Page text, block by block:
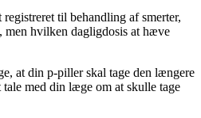
til behandling af smerter,
men hvilken dagligdosis at hæve
at din p-piller skal tage den længere
med din læge om at skulle tage